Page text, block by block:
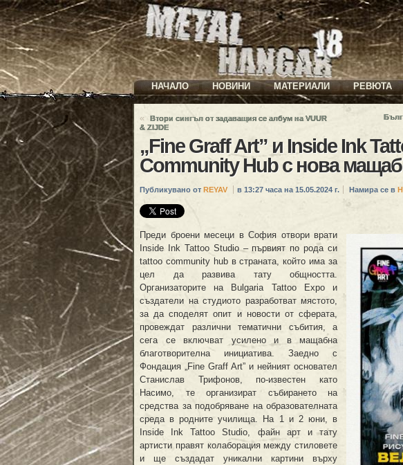
НАЧАЛО НОВИНИ МАТЕРИАЛИ РЕВЮТА
«
Втори сингъл от задаващия се албум на VUUR
& ZIJDE
„Fine Graff Art” и Inside Ink
Community Hub с нова
Публикувано от REYAV в 13:27 часа на 15.05.2024 г. Намира се в
Преди броени месеци в София отвори врати
Inside Ink Tattoo Studio – първият по рода си
tattoo community hub в страната, който има за
цел да развива тату общността.
Организаторите на Bulgariа Tattoo Expo и
създатели на студиото разработват мястото,
за да споделят опит и новости от сферата,
провеждат различни тематични събития, а
сега се включват усилено и в мащабна
благотворителна инициатива. Заедно с
Фондация „Fine Graff Art” и нейният основател
Станислав Трифонов, по-известен като
Насимо, те организират събирането на
средства за подобряване на образователната
среда в родните училища. На 1 и 2 юни, в
Inside Ink Tattoo Studio, файн арт и тату
артисти правят колаборация между стиловете
и ще създадат уникални картини върху